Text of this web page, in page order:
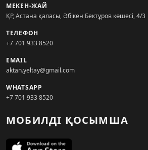
МЕКЕН-ЖАЙ
ҚР, Астана қаласы, Әбікен Бектұров көшесі, 4/3
ТЕЛЕФОН
+7 701 933 8520
EMAIL
aktan.yeltay@gmail.com
WHATSAPP
+7 701 933 8520
МОБИЛДІ ҚОСЫМША